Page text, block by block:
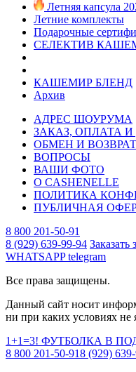
Летняя капсула
Летние комплекты
Подарочные
СЕЛЕКТИВ
КАШЕМИР БЛЕНД
Архив
АДРЕС ШОУРУМА
ЗАКАЗ, ОПЛАТА
ОБМЕН И ВОЗВРАТ
ВОПРОСЫ
ВАШИ ФОТО
О CASHENELLE
ПОЛИТИКА
ПУБЛИЧНАЯ
8 800 201-50-91
8 (929) 639-99-94 Заказать
WHATSAPPtelegram
Все права защищены.
Данный сайт носит
ни при каких условиях не
1+1=3! ФУТБОЛКА В
8 800 201-50-918 (929)